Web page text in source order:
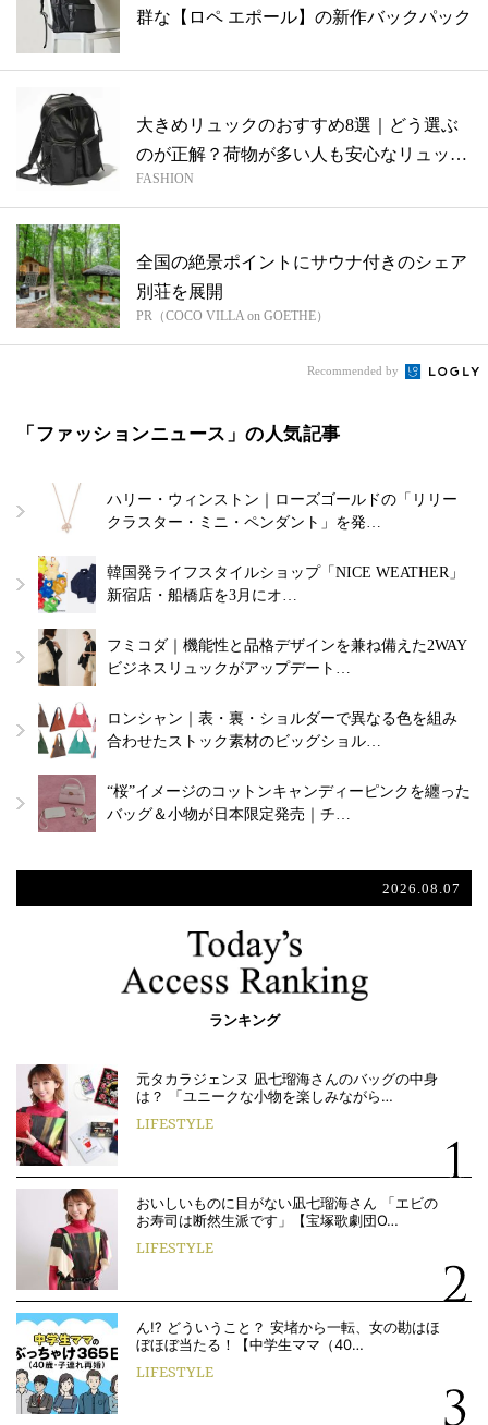
群な【ロペ エポール】の新作バックパック
大きめリュックのおすすめ8選｜どう選ぶ
のが正解？荷物が多い人も安心なリュック
まと...
FASHION
全国の絶景ポイントにサウナ付きのシェア
別荘を展開
PR（COCO VILLA on GOETHE）
Recommended by
「ファッションニュース」の人気記事
ハリー・ウィンストン｜ローズゴールドの「リリー
クラスター・ミニ・ペンダント」を発…
韓国発ライフスタイルショップ「NICE WEATHER」
新宿店・船橋店を3月にオ…
フミコダ｜機能性と品格デザインを兼ね備えた2WAY
ビジネスリュックがアップデート…
ロンシャン｜表・裏・ショルダーで異なる色を組み
合わせたストック素材のビッグショル…
“桜”イメージのコットンキャンディーピンクを纏った
バッグ＆小物が日本限定発売｜チ…
2026.08.07
ランキング
元タカラジェンヌ 凪七瑠海さんのバッグの中身
は？ 「ユニークな小物を楽しみながら…
LIFESTYLE
おいしいものに目がない凪七瑠海さん 「エビの
お寿司は断然生派です」【宝塚歌劇団O…
LIFESTYLE
ん!? どういうこと？ 安堵から一転、女の勘はほ
ぼほぼ当たる！【中学生ママ（40…
LIFESTYLE